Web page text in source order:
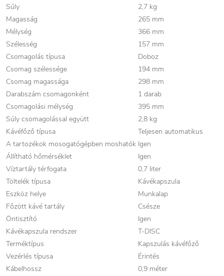
Súly
2,7 kg
Magasság
265 mm
Mélység
366 mm
Szélesség
157 mm
Csomagolás típusa
Doboz
Csomag szélessége
194 mm
Csomag magassága
298 mm
Darabszám csomagonként
1 darab
Csomagolási mélység
395 mm
Súly csomagolással együtt
2,8 kg
Kávéfőző típusa
Teljesen automatikus
A tartozékok mosogatógépben moshatók Igen
Állítható hőmérséklet
Igen
Víztartály térfogata
0,7 liter
Töltelék típusa
Kávékapszula
Eszköz helye
Munkalap
Főzött kávé tartály
Csésze
Öntisztító
Igen
Kávékapszula rendszer
T-DISC
Terméktípus
Kapszulás kávéfőző
Vezérlés típusa
Érintés
Kábelhossz
0,9 méter